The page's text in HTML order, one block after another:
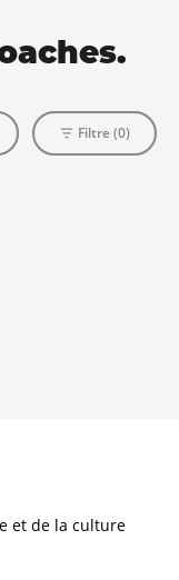
Filtre (0)
et de la culture